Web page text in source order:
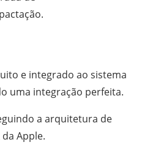
e integrado ao sistema
uma integração perfeita.
a arquitetura de
Apple.